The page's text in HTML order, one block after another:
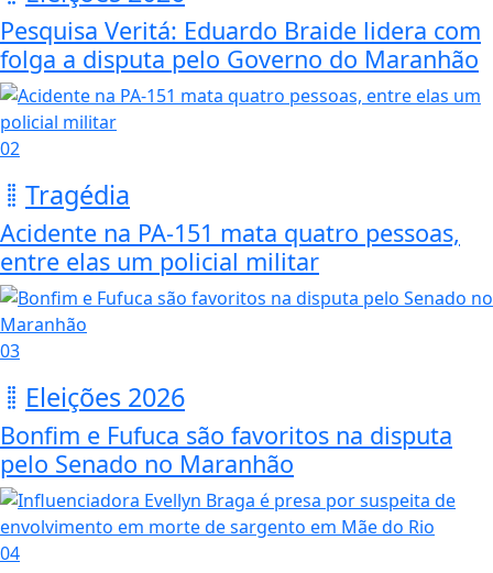
Pesquisa Veritá: Eduardo Braide lidera com
folga a disputa pelo Governo do Maranhão
02
Tragédia
Acidente na PA-151 mata quatro pessoas,
entre elas um policial militar
03
Eleições 2026
Bonfim e Fufuca são favoritos na disputa
pelo Senado no Maranhão
04